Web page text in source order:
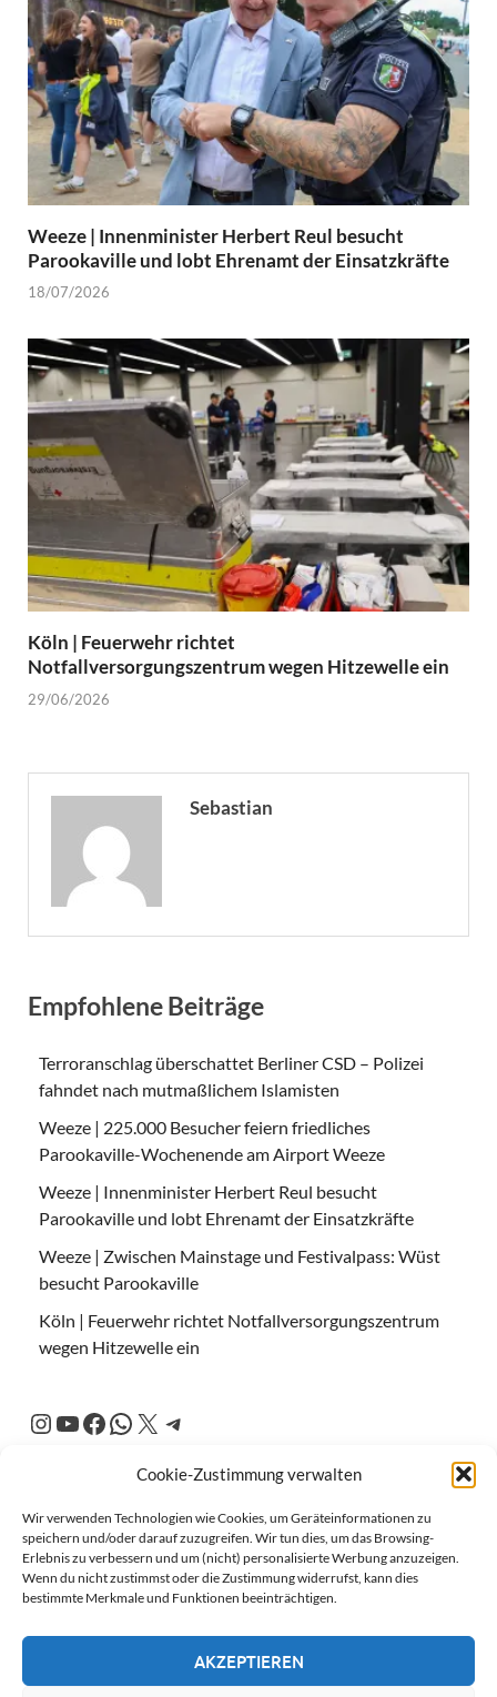
Cookie-Zustimmung verwalten
Wir verwenden Technologien wie Cookies, um Geräteinformationen zu
speichern und/oder darauf zuzugreifen. Wir tun dies, um das Browsing-
Erlebnis zu verbessern und um (nicht) personalisierte Werbung anzuzeigen.
Wenn du nicht zustimmst oder die Zustimmung widerrufst, kann dies
bestimmte Merkmale und Funktionen beeinträchtigen.
AKZEPTIEREN
Weeze | Innenminister Herbert Reul besucht
Parookaville und lobt Ehrenamt der Einsatzkräfte
18/07/2026
Köln | Feuerwehr richtet
Notfallversorgungszentrum wegen Hitzewelle ein
29/06/2026
Sebastian
Empfohlene Beiträge
Terroranschlag überschattet Berliner CSD – Polizei
fahndet nach mutmaßlichem Islamisten
Weeze | 225.000 Besucher feiern friedliches
Parookaville-Wochenende am Airport Weeze
Weeze | Innenminister Herbert Reul besucht
Parookaville und lobt Ehrenamt der Einsatzkräfte
Weeze | Zwischen Mainstage und Festivalpass: Wüst
besucht Parookaville
Köln | Feuerwehr richtet Notfallversorgungszentrum
wegen Hitzewelle ein